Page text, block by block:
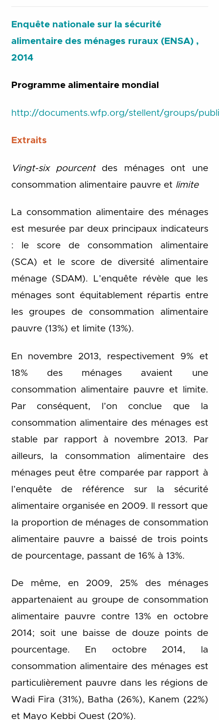
Enquête nationale sur la sécurité
alimentaire des ménages ruraux (ENSA) ,
2014
Programme alimentaire mondial
http://documents.wfp.org/stellent/groups/
Extraits
Vingt-six pourcentdes ménages ont une
consommation alimentaire pauvre et limite
La consommation alimentaire des ménages
est mesurée par deux principaux indicateurs
: le score de consommation alimentaire
(SCA) et le score de diversité alimentaire
ménage (SDAM). L’enquête révèle que les
ménages sont équitablement répartis entre
les groupes de consommation alimentaire
pauvre (13%) et limite (13%).
En novembre 2013, respectivement 9% et
18% des ménages avaient une
consommation alimentaire pauvre et limite.
Par conséquent, l’on conclue que la
consommation alimentaire des ménages est
stable par rapport à novembre 2013. Par
ailleurs, la consommation alimentaire des
ménages peut être comparée par rapport à
l’enquête de référence sur la sécurité
alimentaire organisée en 2009. Il ressort que
la proportion de ménages de consommation
alimentaire pauvre a baissé de trois points
de pourcentage, passant de 16% à 13%.
De même, en 2009, 25% des ménages
appartenaient au groupe de consommation
alimentaire pauvre contre 13% en octobre
2014; soit une baisse de douze points de
pourcentage. En octobre 2014, la
consommation alimentaire des ménages est
particulièrement pauvre dans les régions de
Wadi Fira (31%), Batha (26%), Kanem (22%)
et Mayo Kebbi Ouest (20%).